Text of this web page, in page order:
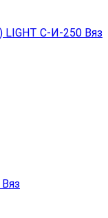
LIGHT С-И-250 Вяз